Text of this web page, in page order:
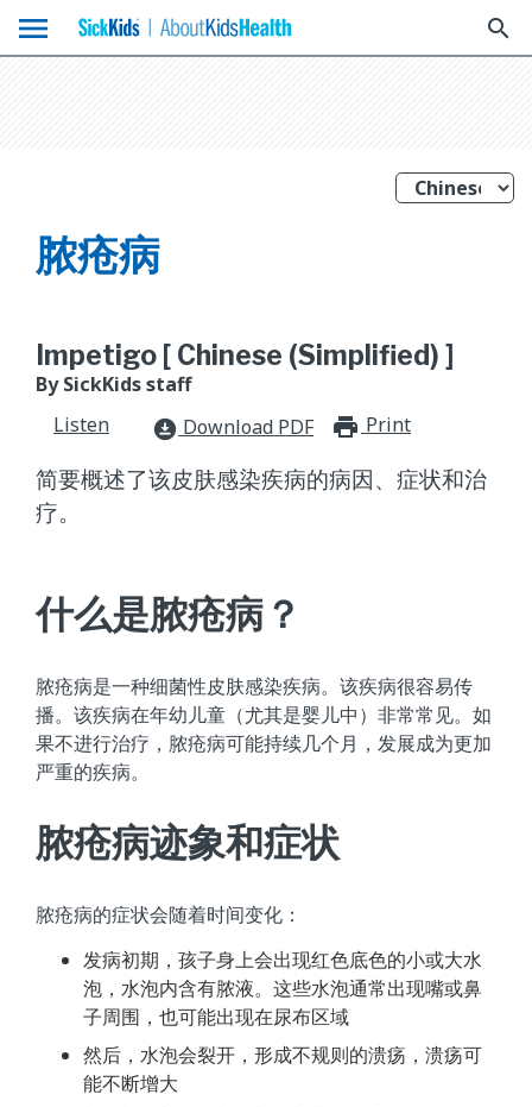
menu search
脓疮病
Impetigo [ Chinese (Simplified) ]
By SickKids staff
Listen
download_for_offline Download PDF Print
简要概述了该皮肤感染疾病的病因、症状和治
疗。
什么是脓疮病？
脓疮病是一种细菌性皮肤感染疾病。该疾病很容易传
播。该疾病在年幼儿童（尤其是婴儿中）非常常见。如
果不进行治疗，脓疮病可能持续几个月，发展成为更加
严重的疾病。
脓疮病迹象和症状
脓疮病的症状会随着时间变化：
发病初期，孩子身上会出现红色底色的小或大水
泡，水泡内含有脓液。这些水泡通常出现嘴或鼻
子周围，也可能出现在尿布区域
然后，水泡会裂开，形成不规则的溃疡，溃疡可
能不断增大